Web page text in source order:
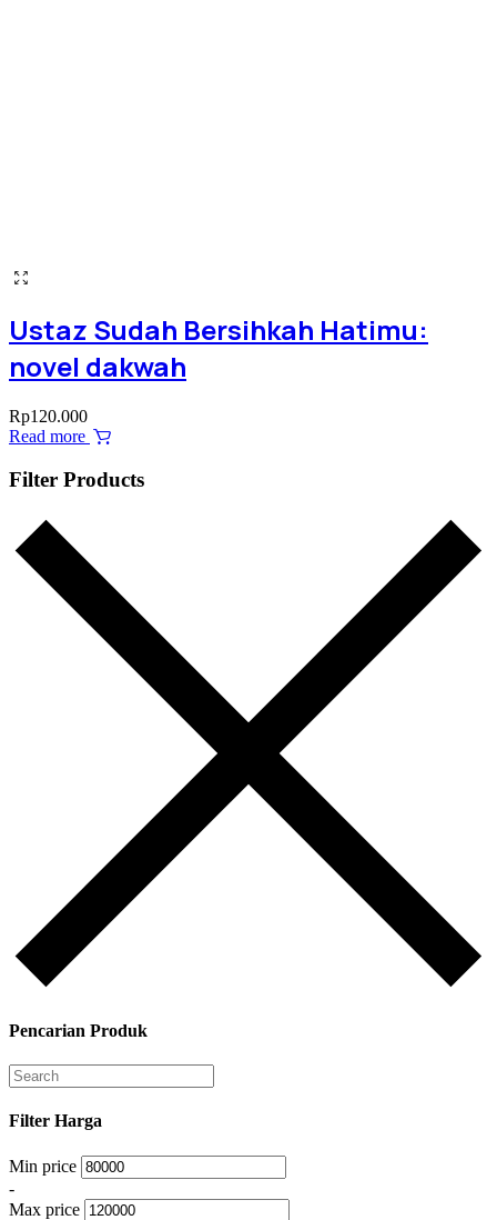
Ustaz Sudah Bersihkah Hatimu:
novel dakwah
Rp120.000
Read more
Filter Products
Pencarian Produk
Filter Harga
Min price
-
Max price